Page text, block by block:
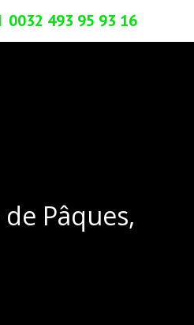
0032 493 95 93 16
Pâques,